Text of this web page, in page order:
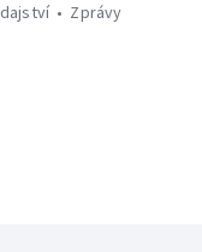
Zprávy